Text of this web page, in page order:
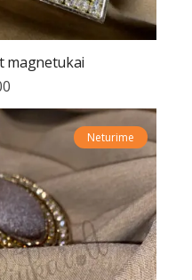
magnetukai
Neturime